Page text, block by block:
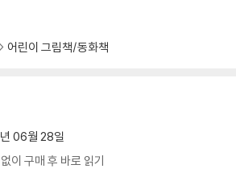
어린이 그림책/동화책
06월 28일
이 구매 후 바로 읽기